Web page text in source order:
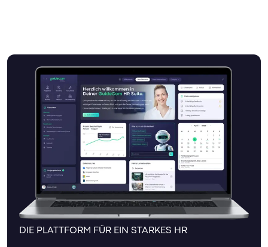
DIE PLATTFORM FÜR EIN STARKES HR